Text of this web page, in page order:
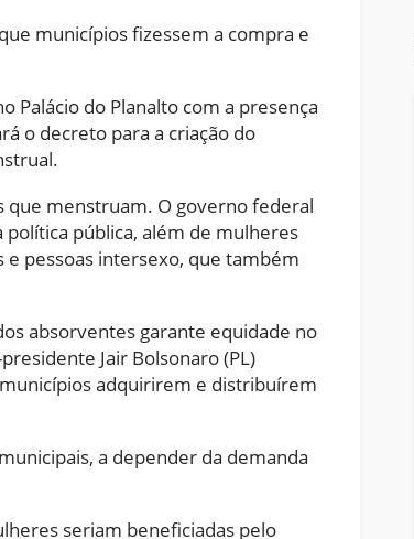
municípios fizessem a compra e
Palácio do Planalto com a presença
o decreto para a criação do
que menstruam. O governo federal
política pública, além de mulheres
e pessoas intersexo, que também
absorventes garante equidade no
Jair Bolsonaro (PL)
adquirirem e distribuírem
a depender da demanda
seriam beneficiadas pelo